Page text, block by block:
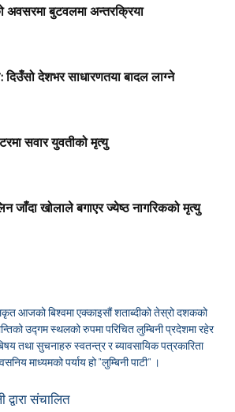
अवसरमा बुटवलमा अन्तरक्रिया
दिउँसो देशभर साधारणतया बादल लाग्ने
सवार युवतीको मृत्यु
जाँदा खोलाले बगाएर ज्येष्ठ नागरिकको मृत्यु
आजको बिश्वमा एक्काइसौं शताब्दीको तेस्रो दशकको
उद्गम स्थलको रुपमा परिचित लुम्बिनी प्रदेशमा रहेर
बिषय तथा सुचनाहरु स्वतन्त्र र ब्यावसायिक पत्रकारिता
माध्यमको पर्याय हो "लुम्बिनी पाटी" ।
संचालित